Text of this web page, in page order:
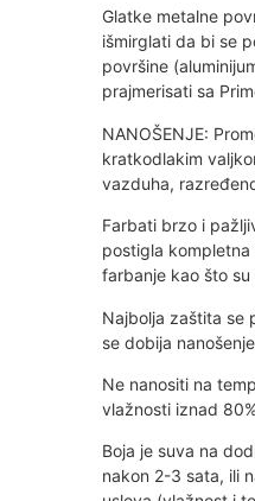
Glatke metalne
išmirglati da bi se
površine
prajmerisati sa
NANOŠENJE:
kratkodlakim
vazduha,
Farbati brzo i
postigla
farbanje kao što
Najbolja zaštita se
se dobija
Ne nanositi na
vlažnosti iznad
Boja je suva na
nakon 2-3 sata, ili